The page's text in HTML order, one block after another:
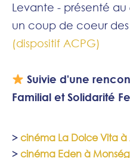
Levante - présenté au
un coup de coeur
(dispositif ACPG)
Suivie d'une
Familial et Solidarité
> cinéma La Dolce Vita à
> cinéma Eden à